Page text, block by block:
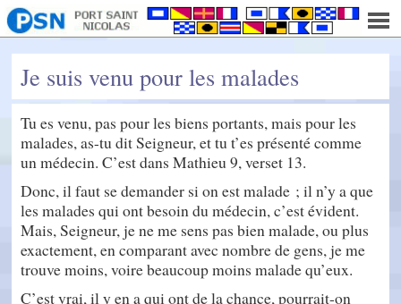
Je suis venu pour les malades
Tu es venu, pas pour les biens portants, mais pour les
malades, as-tu dit Seigneur, et tu t’es présenté comme
un médecin. C’est dans Mathieu 9, verset 13.
Donc, il faut se demander si on est malade ; il n’y a que
les malades qui ont besoin du médecin, c’est évident.
Mais, Seigneur, je ne me sens pas bien malade, ou plus
exactement, en comparant avec nombre de gens, je me
trouve moins, voire beaucoup moins malade qu’eux.
C’est vrai, il y en a qui ont de la chance, pourrait-on